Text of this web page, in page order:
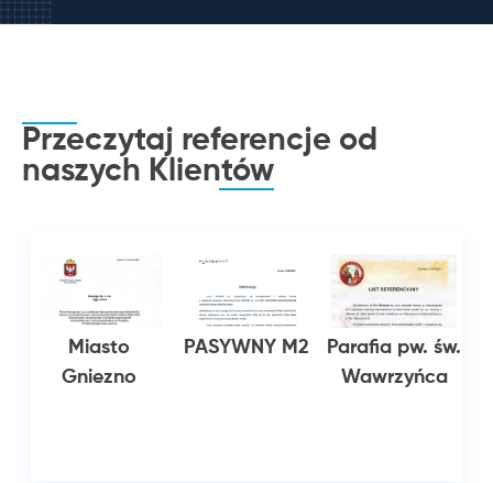
Przeczytaj referencje od
naszych Klientów
Miasto
Gniezno
PASYWNY M2
Parafia pw. św.
Wawrzyńca